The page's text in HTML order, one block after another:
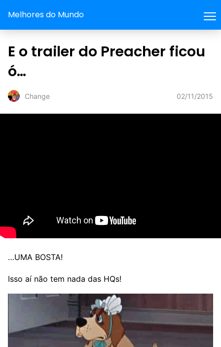
Melhores do Mundo
E o trailer do Preacher ficou
ó…
Change 02/11/2015
…UMA BOSTA!
Isso aí não tem nada das HQs!